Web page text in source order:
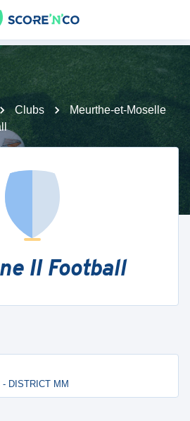
Clubs
Meurthe-et-Moselle
II Football
DISTRICT MM